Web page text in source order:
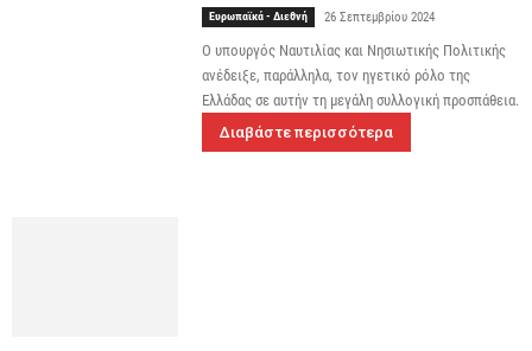
Ευρωπαϊκά - Διεθνή 26 Σεπτεμβρίου 2024
Ο υπουργός Ναυτιλίας και Νησιωτικής Πολιτικής
ανέδειξε, παράλληλα, τον ηγετικό ρόλο της
Ελλάδας σε αυτήν τη μεγάλη συλλογική προσπάθεια.
Διαβάστε περισσότερα